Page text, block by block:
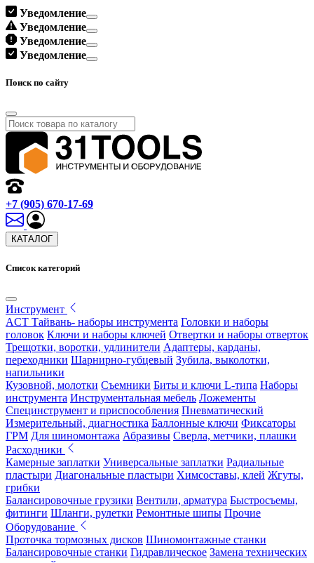
Уведомление
Уведомление
Уведомление
Уведомление
Поиск по сайту
+7 (905) 670-17-69
КАТАЛОГ
Список категорий
Инструмент
ACT Тайвань- наборы инструмента Головки и наборы
головок Ключи и наборы ключей Отвертки и наборы отверток
Трещотки, воротки, удлинители Адаптеры, карданы,
переходники Шарнирно-губцевый Зубила, выколотки,
напильники
Кузовной, молотки Съемники Биты и ключи L-типа Наборы
инструмента Инструментальная мебель Ложементы
Специнструмент и приспособления Пневматический
Измерительный, диагностика Баллонные ключи Фиксаторы
ГРМ Для шиномонтажа Абразивы Сверла, метчики, плашки
Расходники
Камерные заплатки Универсальные заплатки Радиальные
пластыри Диагональные пластыри Химсоставы, клей Жгуты,
грибки
Балансировочные грузики Вентили, арматура Быстросъемы,
фитинги Шланги, рулетки Ремонтные шипы Прочие
Оборудование
Проточка тормозных дисков Шиномонтажные станки
Балансировочные станки Гидравлическое Замена технических